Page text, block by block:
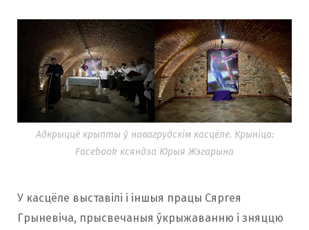
Адкрыццё крыпты ў навагрудскім касцёле. Крыніца:
Facebook ксяндза Юрыя Жэгарына
У касцёле выставілі і іншыя працы Сяргея
Грыневіча, прысвечаныя ўкрыжаванню і зняццю